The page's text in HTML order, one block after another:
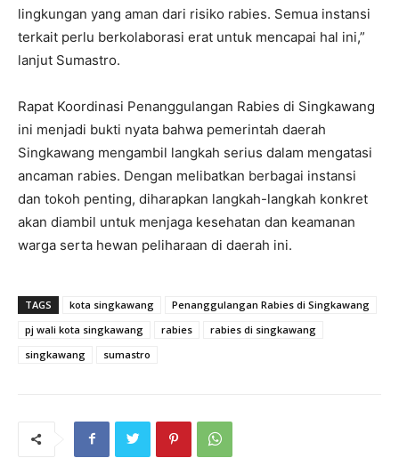
lingkungan yang aman dari risiko rabies. Semua instansi
terkait perlu berkolaborasi erat untuk mencapai hal ini,”
lanjut Sumastro.
Rapat Koordinasi Penanggulangan Rabies di Singkawang
ini menjadi bukti nyata bahwa pemerintah daerah
Singkawang mengambil langkah serius dalam mengatasi
ancaman rabies. Dengan melibatkan berbagai instansi
dan tokoh penting, diharapkan langkah-langkah konkret
akan diambil untuk menjaga kesehatan dan keamanan
warga serta hewan peliharaan di daerah ini.
TAGS kota singkawang
Penanggulangan Rabies di Singkawang
pj wali kota singkawang
rabies
rabies di singkawang
singkawang
sumastro